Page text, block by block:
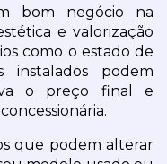
bom negócio na
e valorização
como o estado de
instalados podem
o preço final e
que podem alterar